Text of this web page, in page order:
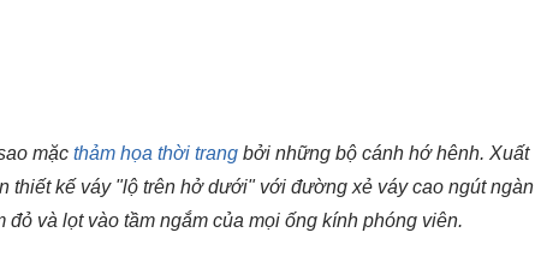
mặc thảm họa thời trangbởi những bộ cánh hớ hênh. Xuất
thiết kế váy "lộ trên hở dưới" với đường xẻ váy cao ngút ngàn
và lọt vào tầm ngắm của mọi ống kính phóng viên.